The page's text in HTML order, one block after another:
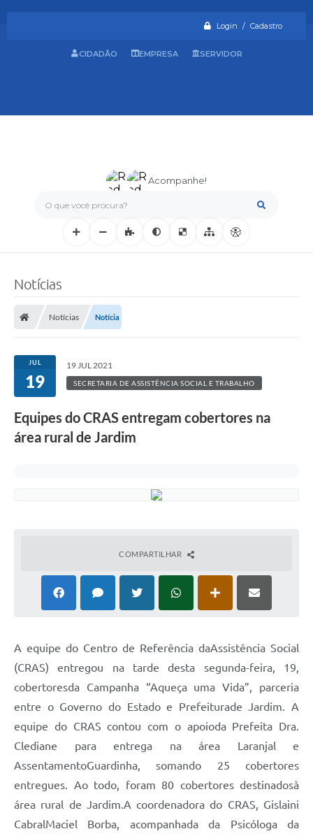
Login / Cadastro
O que você procura?
Acompanhe!
CIDADÃO EMPRESA SERVIDOR
Notícias
Notícias Notícia
JUL
19
19 JUL 2021
SECRETARIA DE ASSISTÊNCIA SOCIAL E TRABALHO
Equipes do CRAS entregam cobertores na
área rural de Jardim
COMPARTILHAR
A equipe do Centro de Referência daAssistência Social
(CRAS) entregou na tarde desta segunda-feira, 19,
cobertoresda Campanha “Aqueça uma Vida”, parceria
entre o Governo do Estado e Prefeiturade Jardim. A
equipe do CRAS contou com o apoioda Prefeita Dra.
Clediane para entrega na área Laranjal e
AssentamentoGuardinha, somando 25 cobertores
entregues. Ao todo, foram 80 cobertores destinadosà
área rural de Jardim.A coordenadora do CRAS, Gislaini
CabralMaciel Borba, acompanhada da Psicóloga da